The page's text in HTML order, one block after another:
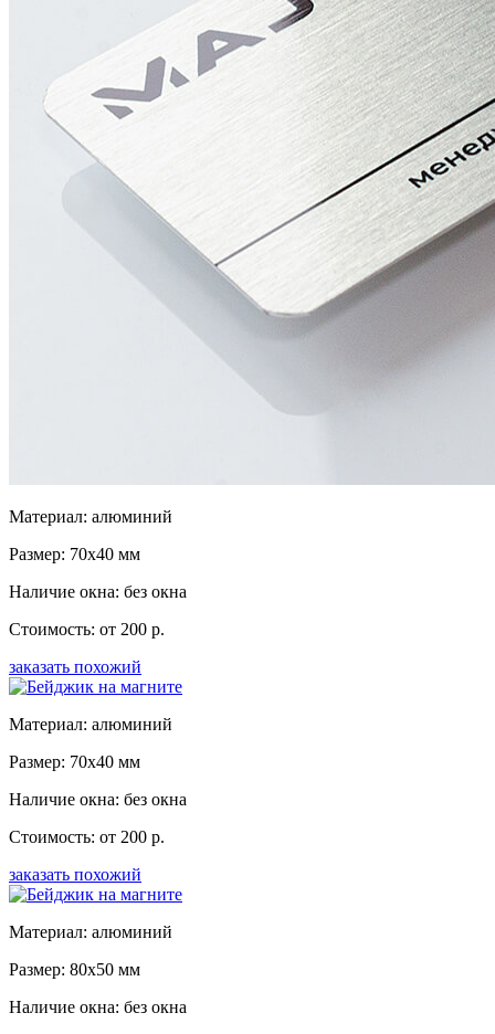
Материал: алюминий
Размер: 70x40 мм
Наличие окна: без окна
Стоимость: от 200 р.
заказать похожий
Материал: алюминий
Размер: 70x40 мм
Наличие окна: без окна
Стоимость: от 200 р.
заказать похожий
Материал: алюминий
Размер: 80x50 мм
Наличие окна: без окна